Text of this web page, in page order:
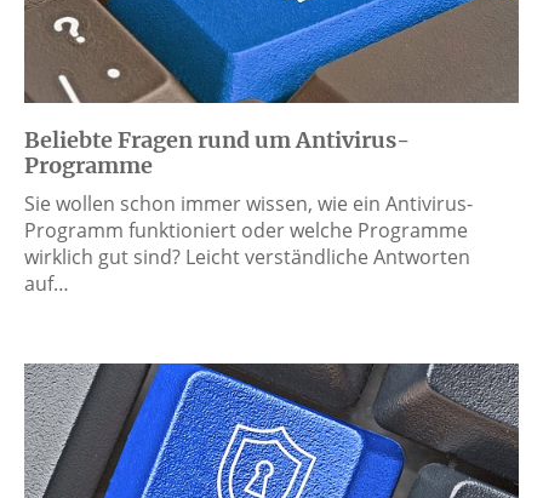
Beliebte Fragen rund um Antivirus-
Programme
Sie wollen schon immer wissen, wie ein Antivirus-
Programm funktioniert oder welche Programme
wirklich gut sind? Leicht verständliche Antworten
auf…